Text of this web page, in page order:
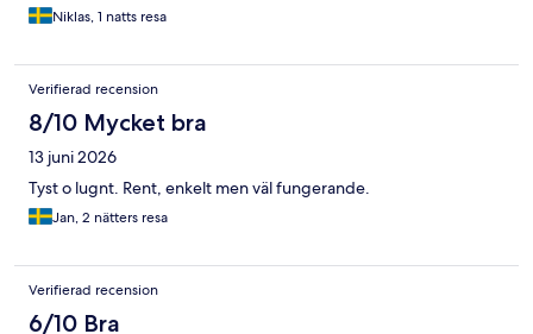
Niklas, 1 natts resa
Verifierad recension
8/10 Mycket bra
13 juni 2026
Tyst o lugnt. Rent, enkelt men väl fungerande.
Jan, 2 nätters resa
Verifierad recension
6/10 Bra